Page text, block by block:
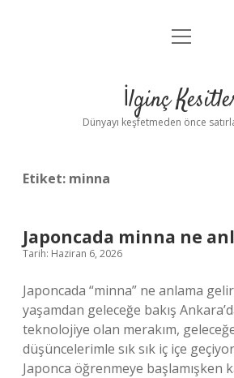
Anasayfa
Yasal Uyarı
menüyü
İlginç
Dünyayı keşfetmeden önce
Etiket: minna
Japoncada minna ne
Tarih: Haziran 6, 2026
Japoncada “minna” ne anlama
yaşamdan geleceğe bakış
teknolojiye olan merakım,
düşüncelerimle sık sık iç içe
Japonca öğrenmeye başlamışken